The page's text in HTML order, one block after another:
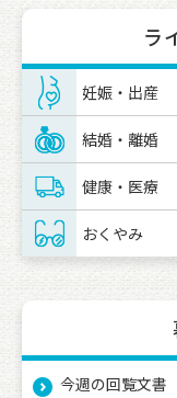
ラ
妊娠・出産
結婚・離婚
健康・医療
おくやみ
今週の回覧文書